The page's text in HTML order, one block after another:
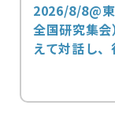
2026/8/8@
全国研究集
えて対話し